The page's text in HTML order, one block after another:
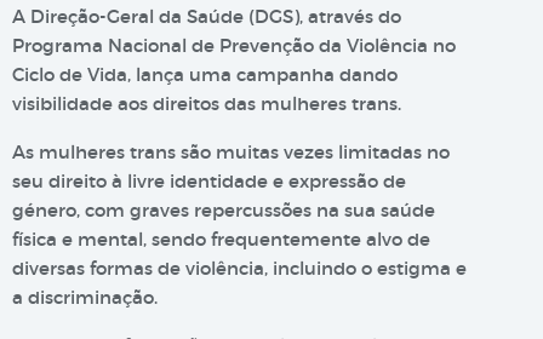
A Direção-Geral da Saúde (DGS), através do
Programa Nacional de Prevenção da Violência no
Ciclo de Vida, lança uma campanha dando
visibilidade aos direitos das mulheres trans.
As mulheres trans são muitas vezes limitadas no
seu direito à livre identidade e expressão de
género, com graves repercussões na sua saúde
física e mental, sendo frequentemente alvo de
diversas formas de violência, incluindo o estigma e
a discriminação.